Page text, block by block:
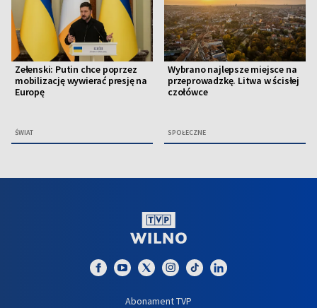
Zełenski: Putin chce poprzez
mobilizację wywierać presję na
Europę
ŚWIAT
Wybrano najlepsze miejsce na
przeprowadzkę. Litwa w ścisłej
czołówce
SPOŁECZNE
Abonament TVP